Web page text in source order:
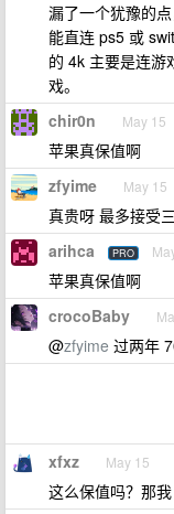
漏了一个犹豫的
能直连 ps5 或
的 4k 主要是连游
戏。
chir0n May 15
苹果真保值啊
zfyime May 15
真贵呀 最多接受
arihca PRO
苹果真保值啊
crocoBaby
@zfyime 过两年
xfxz May 15
这么保值吗？那